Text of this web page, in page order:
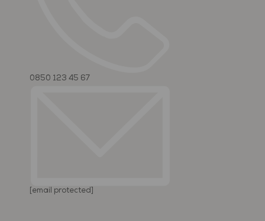
0850 123 45 67
[email protected]